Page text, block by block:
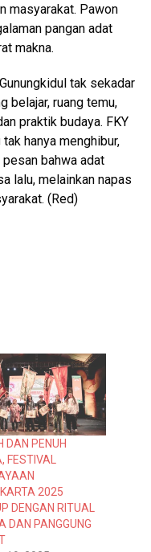
masyarakat. Pawon
pangan adat
makna.
tak sekadar
belajar, ruang temu,
praktik budaya. FKY
hanya menghibur,
bahwa adat
lalu, melainkan napas
(Red)
DAN PENUH
FESTIVAL
2025
DENGAN RITUAL
DAN PANGGUNG